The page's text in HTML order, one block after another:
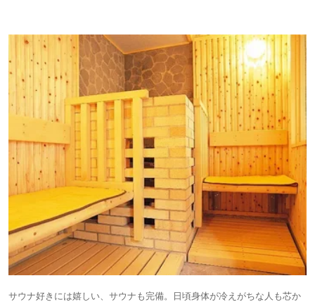
サウナ好きには嬉しい、サウナも完備。日頃身体が冷えがちな人も芯か